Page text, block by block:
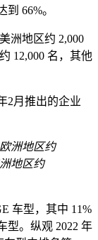
66%。
洲地区约 2,000
12,000 名，其他
2月推出的企业
洲地区约
地区约
车型，其中 11%
型。纵观 2022 年